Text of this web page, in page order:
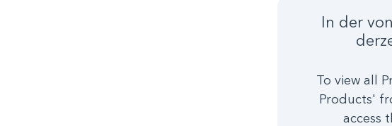
In der
To view all
Products'
access